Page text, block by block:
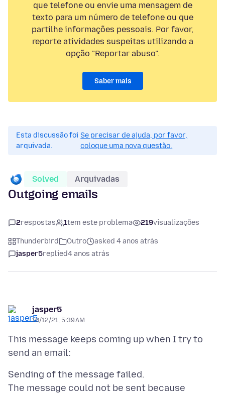
que telefone ou envie uma mensagem de
texto para um número de telefone ou que
partilhe informações pessoais. Por favor,
reporte atividades suspeitas utilizando a
opção "Reportar abuso".
Saber mais
Esta discussão foi
arquivada.
Se precisar de ajuda, por favor,
coloque uma nova questão.
Solved Arquivadas
Outgoing emails
2respostas 1tem este problema 219visualizações
Thunderbird Outro
asked 4 anos atrás
jasper5replied4 anos atrás
jasper5
10/12/21, 5:39 AM
This message keeps coming up when I try to
Sending of the message failed.
The message could not be sent because